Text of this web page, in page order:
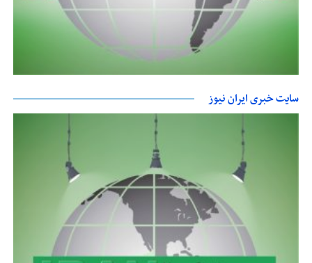
سایت خبری ایران نیوز